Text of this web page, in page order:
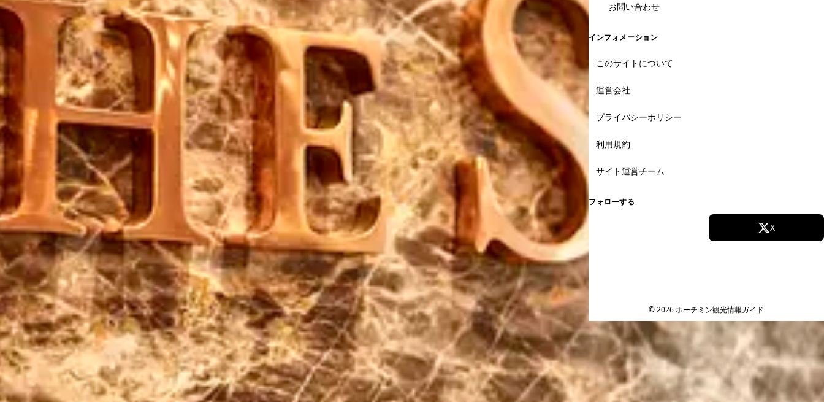
お問い合わせ
インフォメーション
このサイトについて
運営会社
プライバシーポリシー
利用規約
サイト運営チーム
フォローする
X
© 2026 ホーチミン観光情報ガイド